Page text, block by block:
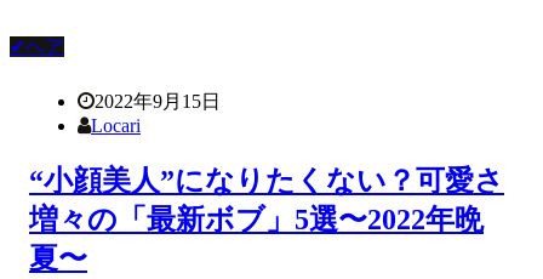
✔ヘア
2022年9月15日
Locari
“小顔美人”になりたくない？可愛さ
増々の「最新ボブ」5選〜2022年晩
夏〜